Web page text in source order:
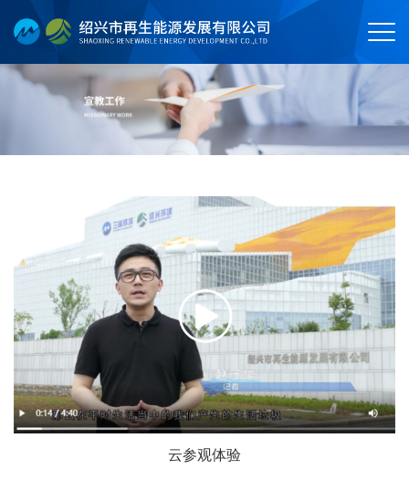
云参观体验